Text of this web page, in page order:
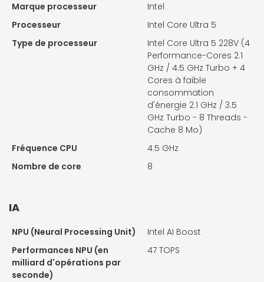
Marque processeur
Intel
Processeur
Intel Core Ultra 5
Type de processeur
Intel Core Ultra 5 228V (4
Performance-Cores 2.1
GHz / 4.5 GHz Turbo + 4
Cores à faible
consommation
d'énergie 2.1 GHz / 3.5
GHz Turbo - 8 Threads -
Cache 8 Mo)
Fréquence CPU
4.5 GHz
Nombre de core
8
IA
NPU (Neural Processing Unit)
Intel AI Boost
Performances NPU (en
milliard d'opérations par
seconde)
47 TOPS